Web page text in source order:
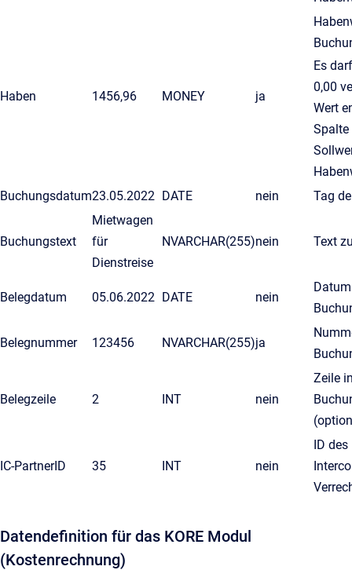
Haben 1456,96 MONEY ja
Es
0,00
Wert
Spalte
Buchungsdatum23.05.2022 DATE nein Tag
Buchungstext
Mietwagen
für
Dienstreise
NVARCHAR(255)nein Text
Belegdatum 05.06.2022 DATE nein
Belegnummer 123456 NVARCHAR(255)ja
Belegzeile 2 INT nein
Zeile
IC-PartnerID 35 INT nein
ID
Datendefinition für das KORE Modul
(Kostenrechnung)